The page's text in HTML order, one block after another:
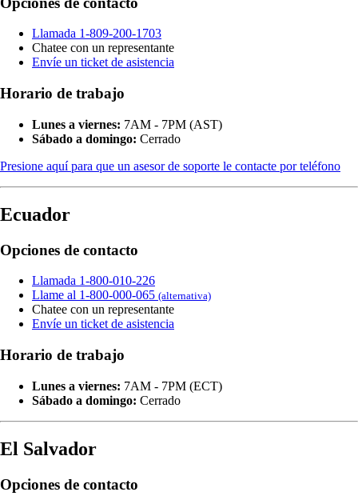
Llamada 1-809-200-1703
Chatee con un representante
Envíe un ticket de asistencia
Horario de trabajo
Lunes a viernes: 7AM - 7PM (AST)
Sábado a domingo: Cerrado
Presione aquí para que un asesor de soporte le contacte por teléfono
Ecuador
Opciones de contacto
Llamada 1-800-010-226
Llame al 1-800-000-065 (alternativa)
Chatee con un representante
Envíe un ticket de asistencia
Horario de trabajo
Lunes a viernes: 7AM - 7PM (ECT)
Sábado a domingo: Cerrado
El Salvador
Opciones de contacto